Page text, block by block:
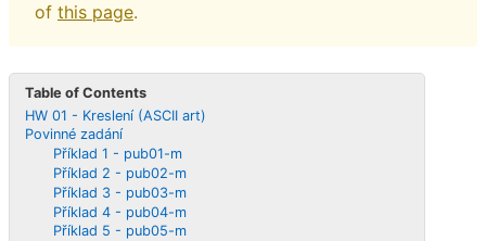
of this page.
Table of Contents
HW 01 - Kreslení (ASCII art)
Povinné zadání
Příklad 1 - pub01-m
Příklad 2 - pub02-m
Příklad 3 - pub03-m
Příklad 4 - pub04-m
Příklad 5 - pub05-m